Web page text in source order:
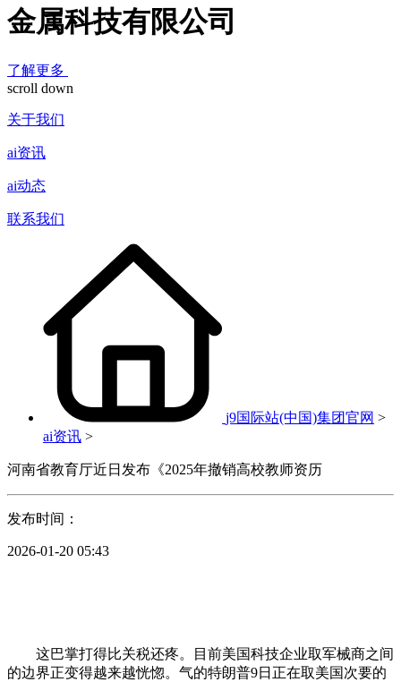
金属科技有限公司
了解更多
scroll down
关于我们
ai资讯
ai动态
联系我们
j9国际站(中国)集团官网 >
ai资讯 >
河南省教育厅近日发布《2025年撤销高校教师资历
发布时间：
2026-01-20 05:43
这巴掌打得比关税还疼。目前美国科技企业取军械商之间
的边界正变得越来越恍惚。气的特朗普9日正在取美国次要的